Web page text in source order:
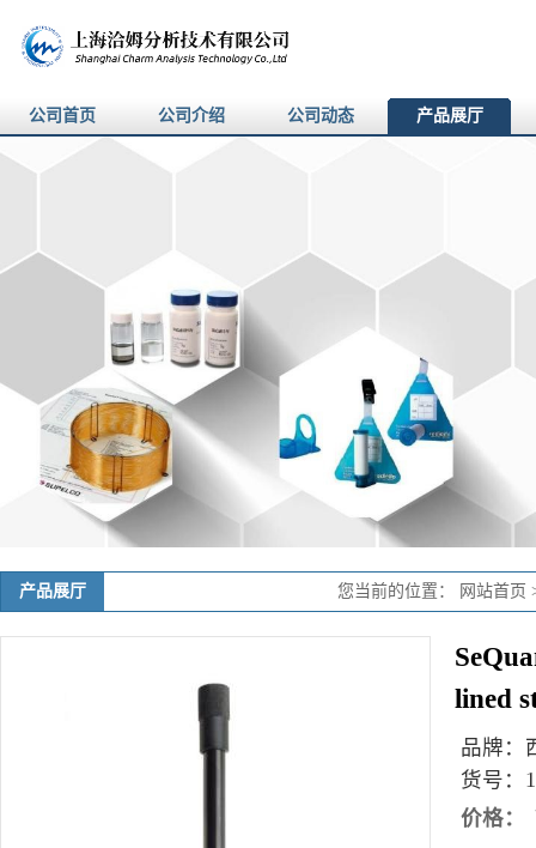
公司首页 公司介绍 公司动态 产品展厅
产品展厅 您当前的位置： 网站首页
lined
品牌：
货号：
价格：